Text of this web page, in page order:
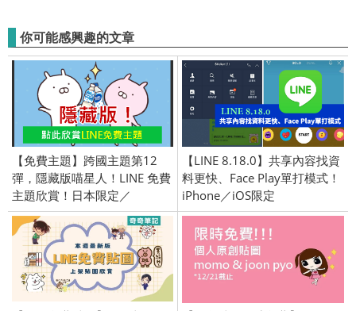
你可能感興趣的文章
【免費主題】跨國主題第12
彈，隱藏版喵星人！LINE 免費
主題欣賞！日本限定／
OpenVPN 跨區／2016/3/29
【LINE 8.18.0】共享內容找資
料更快、Face Play單打模式！
iPhone／iOS限定